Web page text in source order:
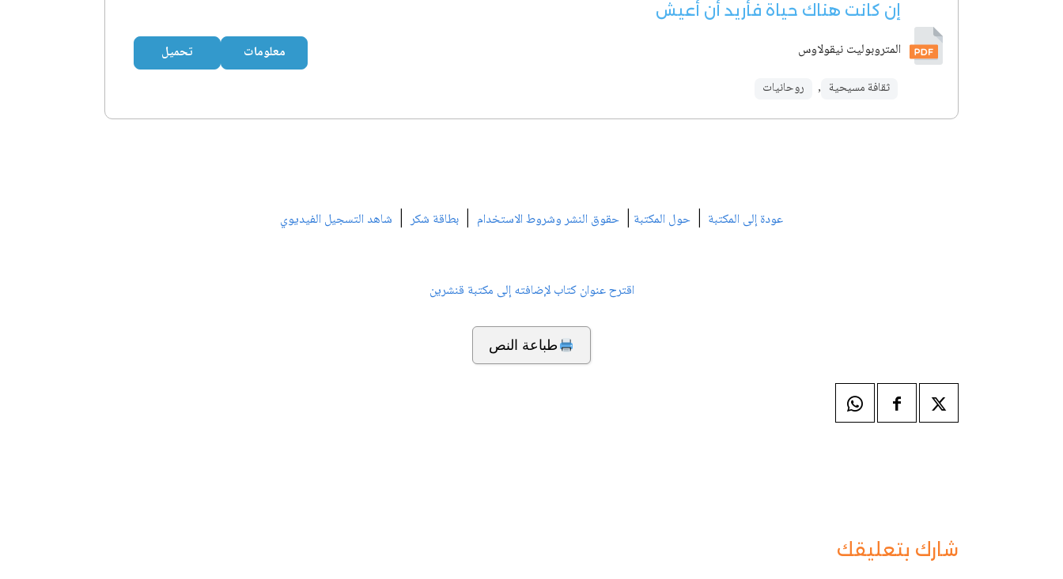
إن كانت هناك حياة فأريد أن أعيش
المتروبوليت نيقولاوس
ثقافة مسيحية , روحانيات
معلومات تحميل
عودة إلى المكتبة | حول المكتبة | حقوق النشر وشروط الاستخدام | بطاقة شكر| شاهد التسجيل الفيديوي
اقترح عنوان كتاب لإضافته إلى مكتبة قنشرين
طباعة النص
شارك بتعليقك